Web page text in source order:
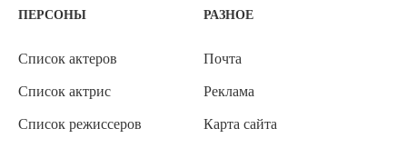
ПЕРСОНЫ
Список актеров
Список актрис
Список режиссеров
РАЗНОЕ
Почта
Реклама
Карта сайта